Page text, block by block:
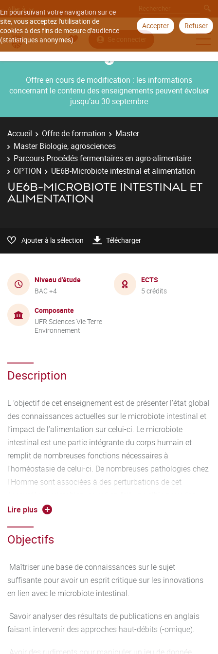
En poursuivant votre navigation sur ce
site, vous acceptez l'utilisation de
cookies à des fins de mesure d'audience
(statistiques anonymes).
Accepter Refuser
Aller à
Se connecter
Offre en cours de modification : les informations
concernant le contenu des enseignements peuvent évoluer
jusqu’au 30 septembre
Accueil Offre de formation
Master
Master Biologie, agrosciences
Parcours Procédés fermentaires en agro-alimentaire
OPTION
UE6B-Microbiote intestinal et alimentation
UE6B-MICROBIOTE INTESTINAL ET
ALIMENTATION
Ajouter à la sélection Télécharger
Niveau d'étude
BAC +4
ECTS
5 crédits
Composante
UFR Sciences Vie Terre
Environnement
Description
L ’objectif de cet enseignement est de présenter l’état global
des connaissances actuelles sur le microbiote intestinal et
l’impact de l’alimentation sur celui-ci. Le microbiote
intestinal est une partie intégrante du corps humain et
remplit de nombreuses fonctions nécessaires à
l’homéostasie de celui-ci. De nombreuses pathologies chez
l’Homme sont associées à des perturbations de cet
interventions nutritionnelles et/ou thérapeutiques.
cours.
Cours Magistraux
Les techniques d’analyses et leurs biais (4h)
Rôles du microbiote sur le métabolisme énergétique de
Lire plus
Objectifs
Maîtriser une base de connaissances sur le sujet
suffisante pour avoir un esprit critique sur les innovations
en lien avec le microbiote intestinal.
Savoir analyser des résultats de publications en anglais
faisant intervenir des approches haut-débits (-omique).